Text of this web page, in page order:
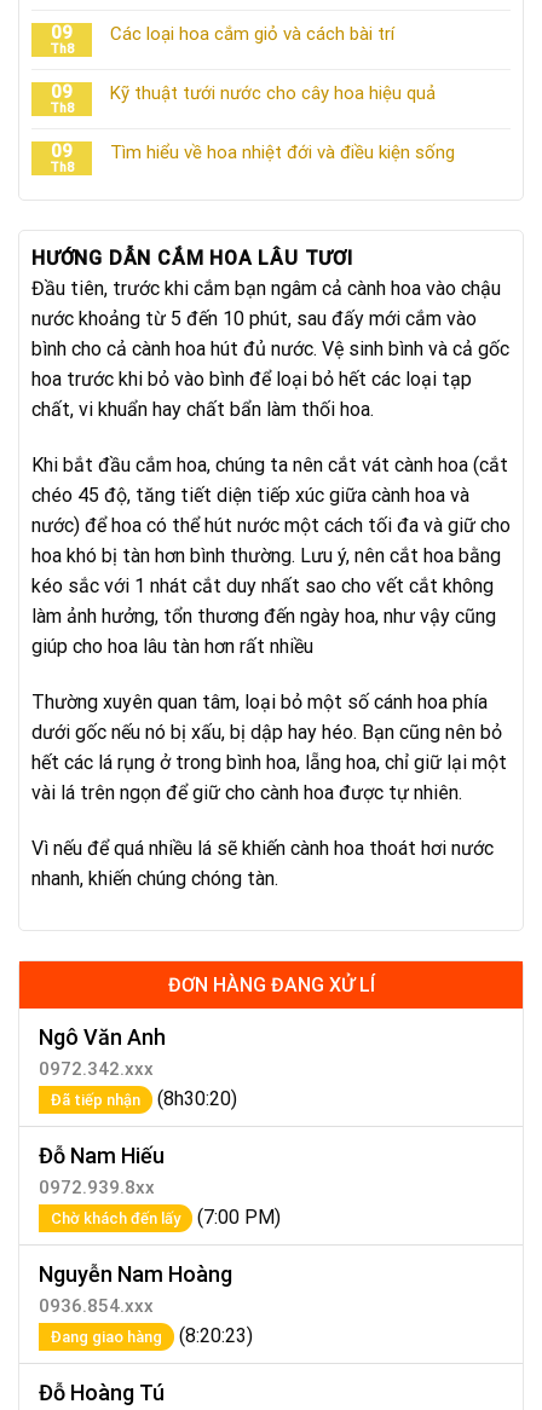
09
Th8
Các loại hoa cắm giỏ và cách bài trí
09
Th8
Kỹ thuật tưới nước cho cây hoa hiệu quả
09
Th8
Tìm hiểu về hoa nhiệt đới và điều kiện sống
HƯỚNG DẪN CẮM HOA LÂU TƯƠI
Đầu tiên, trước khi cắm bạn ngâm cả cành hoa vào chậu
nước khoảng từ 5 đến 10 phút, sau đấy mới cắm vào
bình cho cả cành hoa hút đủ nước. Vệ sinh bình và cả gốc
hoa trước khi bỏ vào bình để loại bỏ hết các loại tạp
chất, vi khuẩn hay chất bẩn làm thối hoa.
Khi bắt đầu cắm hoa, chúng ta nên cắt vát cành hoa (cắt
chéo 45 độ, tăng tiết diện tiếp xúc giữa cành hoa và
nước) để hoa có thể hút nước một cách tối đa và giữ cho
hoa khó bị tàn hơn bình thường. Lưu ý, nên cắt hoa bằng
kéo sắc với 1 nhát cắt duy nhất sao cho vết cắt không
làm ảnh hưởng, tổn thương đến ngày hoa, như vậy cũng
giúp cho hoa lâu tàn hơn rất nhiều
Thường xuyên quan tâm, loại bỏ một số cánh hoa phía
dưới gốc nếu nó bị xấu, bị dập hay héo. Bạn cũng nên bỏ
hết các lá rụng ở trong bình hoa, lẵng hoa, chỉ giữ lại một
vài lá trên ngọn để giữ cho cành hoa được tự nhiên.
Vì nếu để quá nhiều lá sẽ khiến cành hoa thoát hơi nước
nhanh, khiến chúng chóng tàn.
ĐƠN HÀNG ĐANG XỬ LÍ
Ngô Văn Anh
0972.342.xxx
Đã tiếp nhận (8h30:20)
Đỗ Nam Hiếu
0972.939.8xx
Chờ khách đến lấy (7:00 PM)
Nguyễn Nam Hoàng
0936.854.xxx
Đang giao hàng (8:20:23)
Đỗ Hoàng Tú